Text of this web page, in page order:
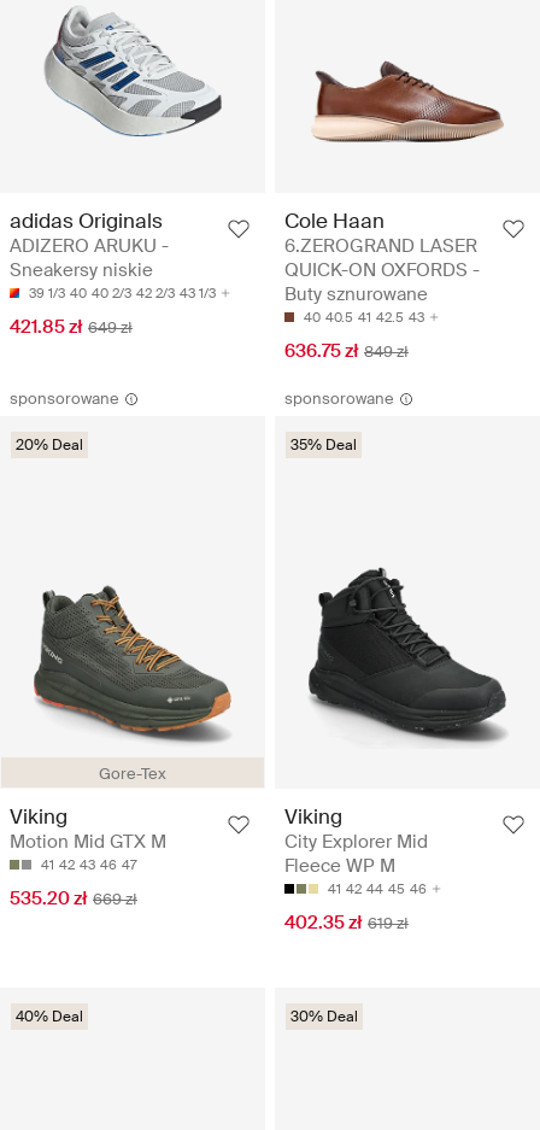
adidas Originals
ADIZERO ARUKU -
Sneakersy niskie
39 1/3 40 40 2/3 42 2/3 43 1/3
421.85 zł 649 zł
Cole Haan
6.ZEROGRAND LASER
QUICK-ON OXFORDS -
Buty sznurowane
40 40.5 41 42.5 43
636.75 zł 849 zł
sponsorowane
Gore-Tex
20% Deal
Viking
Motion Mid GTX M
41 42 43 46 47
535.20 zł 669 zł
sponsorowane
35% Deal
Viking
City Explorer Mid
Fleece WP M
41 42 44 45 46
402.35 zł 619 zł
40% Deal 30% Deal